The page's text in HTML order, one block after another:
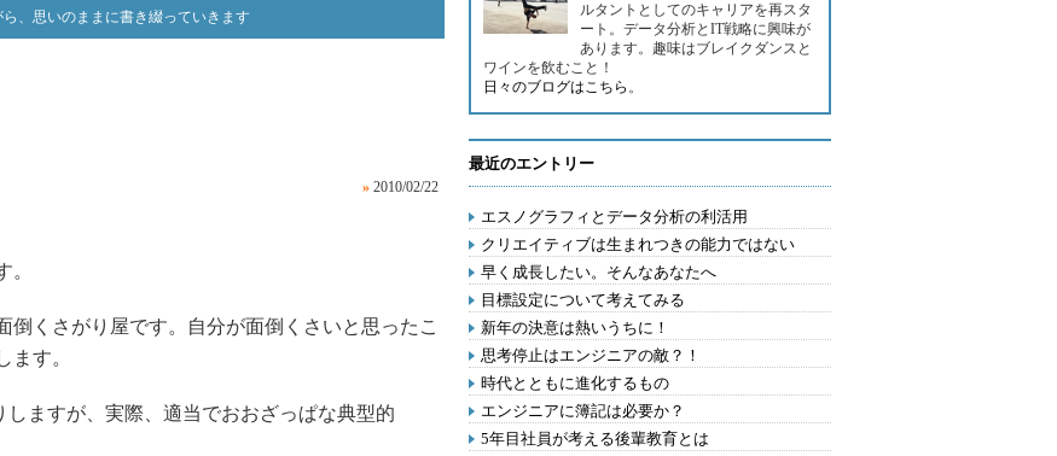
、思いのままに書き綴っていきます
» 2010/02/22
くさがり屋です。自分が面倒くさいと思ったこ
ます。
ますが、実際、適当でおおざっぱな典型的
ルタントとしてのキャリアを再スタ
ート。データ分析とIT戦略に興味が
あります。趣味はブレイクダンスと
ワインを飲むこと！
日々のブログはこちら 。
最近のエントリー
エスノグラフィとデータ分析の利活用
クリエイティブは生まれつきの能力ではない
早く成長したい。そんなあなたへ
目標設定について考えてみる
新年の決意は熱いうちに！
思考停止はエンジニアの敵？！
時代とともに進化するもの
エンジニアに簿記は必要か？
5年目社員が考える後輩教育とは